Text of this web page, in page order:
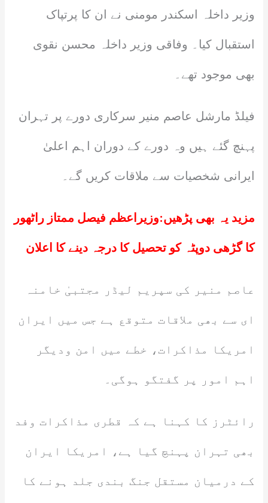
وزیر داخلہ اسکندر مومنی نے ان کا پرتپاک
استقبال کیا۔ وفاقی وزیر داخلہ محسن نقوی
بھی موجود تھے۔
فیلڈ مارشل عاصم منیر سرکاری دورے پر تہران
پہنچ گئے ہیں وہ دورے کے دوران اہم اعلیٰ
ایرانی شخصیات سے ملاقات کریں گے۔
مزید یہ بھی پڑھیں:وزیراعظم فیصل ممتاز راٹھور
کا گڑھی دوپٹہ کو تحصیل کا درجہ دینے کا اعلان
عاصم منیر کی سپریم لیڈر مجتبیٰ خامنہ
ای سے بھی ملاقات متوقع ہے جس میں ایران
امریکا مذاکرات، خطے میں امن ودیگر
اہم امور پر گفتگو ہوگی۔
رائٹرز کا کہنا ہے کہ قطری مذاکرات وفد
بھی تہران پہنچ گیا ہے، امریکا ایران
کے درمیان مستقل جنگ بندی جلد ہونے کا